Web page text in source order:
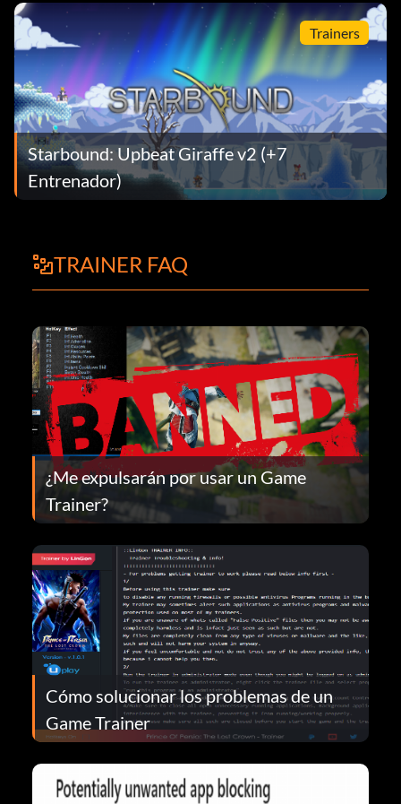
Trainers
Starbound: Upbeat Giraffe v2 (+7
Entrenador)
TRAINER FAQ
¿Me expulsarán por usar un Game
Trainer?
Cómo solucionar los problemas de un
Game Trainer